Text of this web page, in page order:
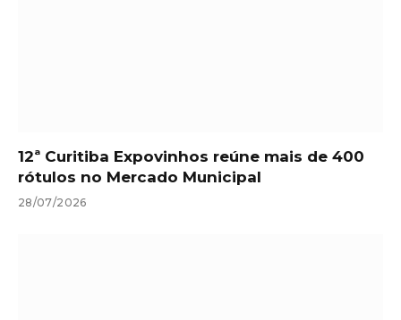
12ª Curitiba Expovinhos reúne mais de 400
rótulos no Mercado Municipal
28/07/2026